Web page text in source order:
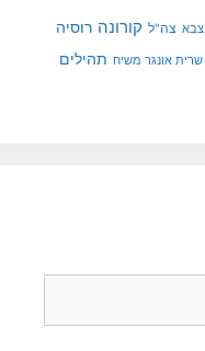
צבא צה"ל קורונה רוסיה
שרית אונגר משיח תהילים